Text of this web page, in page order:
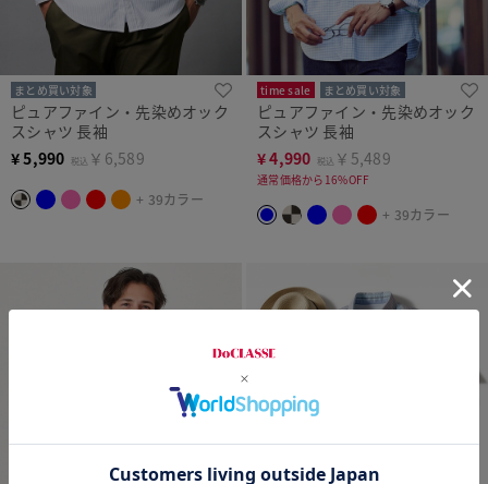
まとめ買い対象
ピュアファイン・先染めオック
スシャツ 長袖
¥5,990 税込 ￥6,589
+ 39カラー
time sale まとめ買い対象
ピュアファイン・先染めオック
スシャツ 長袖
¥4,990 税込 ￥5,489
通常価格から16%OFF
+ 39カラー